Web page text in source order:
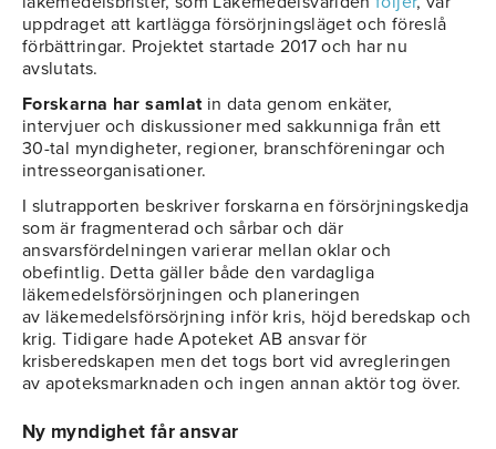
uppdraget att kartlägga försörjningsläget och föreslå
förbättringar. Projektet startade 2017 och har nu
avslutats.
Forskarna har samlatin data genom enkäter,
intervjuer och diskussioner med sakkunniga från ett
30-tal myndigheter, regioner, branschföreningar och
intresseorganisationer.
I slutrapporten beskriver forskarna en försörjningskedja
som är fragmenterad och sårbar och där
ansvarsfördelningen varierar mellan oklar och
obefintlig. Detta gäller både den vardagliga
läkemedelsförsörjningen och planeringen
av läkemedelsförsörjning inför kris, höjd beredskap och
krig. Tidigare hade Apoteket AB ansvar för
krisberedskapen men det togs bort vid avregleringen
av apoteksmarknaden och ingen annan aktör tog över.
Ny myndighet får ansvar